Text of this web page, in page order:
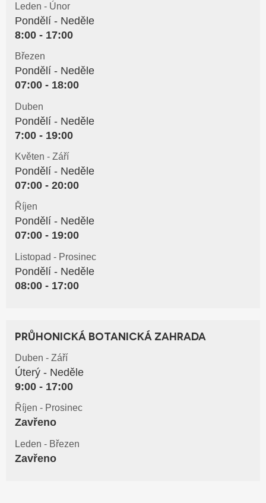
Leden - Únor
Pondělí - Neděle
8:00 - 17:00
Březen
Pondělí - Neděle
07:00 - 18:00
Duben
Pondělí - Neděle
7:00 - 19:00
Květen - Září
Pondělí - Neděle
07:00 - 20:00
Říjen
Pondělí - Neděle
07:00 - 19:00
Listopad - Prosinec
Pondělí - Neděle
08:00 - 17:00
Průhonická botanická zahrada
Duben - Září
Úterý - Neděle
9:00 - 17:00
Říjen - Prosinec
Zavřeno
Leden - Březen
Zavřeno